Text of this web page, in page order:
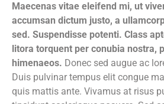
Maecenas vitae eleifend mi, ut
accumsan dictum justo, a
sed. Suspendisse potenti. Class
litora torquent per conubia nostra,
himenaeos. Donec sed augue ac
Duis pulvinar tempus elit congue
quis mattis ante. Vivamus at risus